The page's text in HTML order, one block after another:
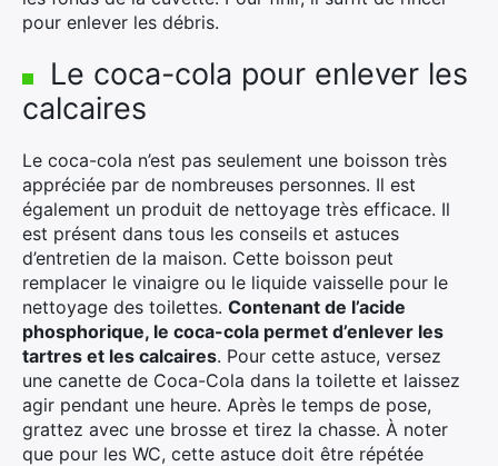
pour enlever les débris.
Le coca-cola pour enlever les
calcaires
Le coca-cola n’est pas seulement une boisson très
appréciée par de nombreuses personnes. Il est
également un produit de nettoyage très efficace. Il
est présent dans tous les conseils et astuces
d’entretien de la maison. Cette boisson peut
remplacer le vinaigre ou le liquide vaisselle pour le
nettoyage des toilettes. Contenant de l’acide
phosphorique, le coca-cola permet d’enlever les
tartres et les calcaires. Pour cette astuce, versez
une canette de Coca-Cola dans la toilette et laissez
agir pendant une heure. Après le temps de pose,
grattez avec une brosse et tirez la chasse. À noter
que pour les WC, cette astuce doit être répétée
Rechercher